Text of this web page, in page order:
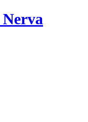
Nerva